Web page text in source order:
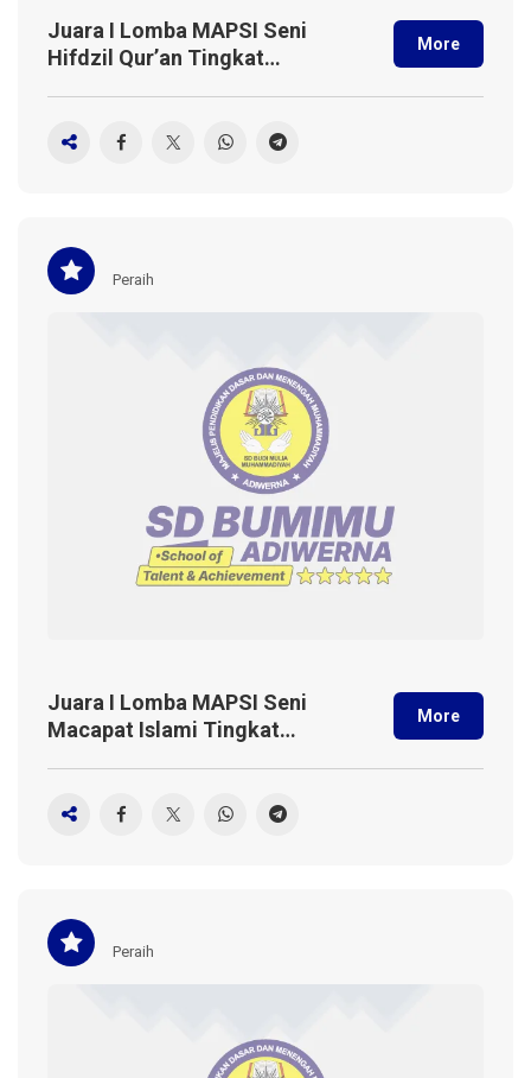
Juara I Lomba MAPSI Seni
Hifdzil Qur’an Tingkat
More
Peraih
Juara I Lomba MAPSI Seni
Macapat Islami Tingkat
More
Peraih